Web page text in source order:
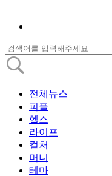
전체뉴스
피플
헬스
라이프
컬처
머니
테마